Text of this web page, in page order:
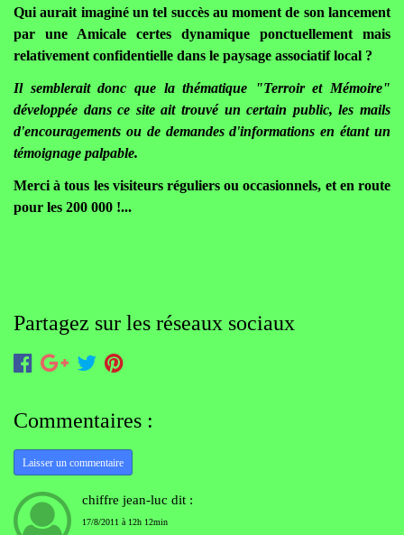
Qui aurait imaginé un tel succès au moment de son lancement
par une Amicale certes dynamique ponctuellement mais
relativement confidentielle dans le paysage associatif local ?
Il semblerait donc que la thématique "Terroir et Mémoire"
développée dans ce site ait trouvé un certain public, les mails
d'encouragements ou de demandes d'informations en étant un
témoignage palpable.
Merci à tous les visiteurs réguliers ou occasionnels, et en route
pour les 200 000 !...
Partagez sur les réseaux sociaux
Commentaires :
Laisser un commentaire
chiffre jean-luc dit :
17/8/2011 à 12h 12min